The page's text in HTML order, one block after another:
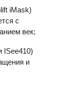
iMask)
с
век;
ISee410)
и